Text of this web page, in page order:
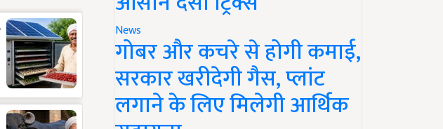
News
गोबर और कचरे से होगी कमाई,
सरकार खरीदेगी गैस, प्लांट
लगाने के लिए मिलेगी आर्थिक